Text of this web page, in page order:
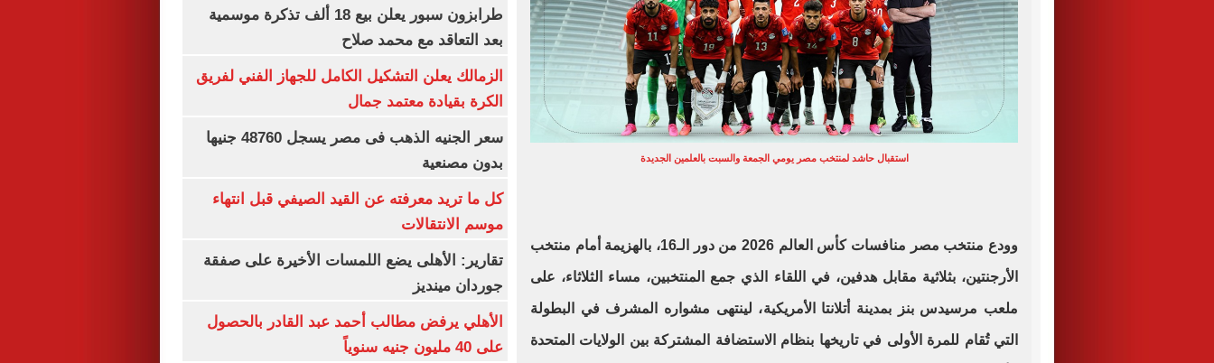
استقبال حاشد لمنتخب مصر يومي الجمعة والسبت بالعلمين الجديدة
وودع منتخب مصر منافسات كأس العالم 2026 من دور الـ16، بالهزيمة أمام منتخب
الأرجنتين، بثلاثية مقابل هدفين، في اللقاء الذي جمع المنتخبين، مساء الثلاثاء، على
ملعب مرسيدس بنز بمدينة أتلانتا الأمريكية، لينتهى مشواره المشرف في البطولة
التي تُقام للمرة الأولى في تاريخها بنظام الاستضافة المشتركة بين الولايات المتحدة
طرابزون سبور يعلن بيع 18 ألف تذكرة موسمية
بعد التعاقد مع محمد صلاح
الزمالك يعلن التشكيل الكامل للجهاز الفني لفريق
الكرة بقيادة معتمد جمال
سعر الجنيه الذهب فى مصر يسجل 48760 جنيها
بدون مصنعية
كل ما تريد معرفته عن القيد الصيفي قبل انتهاء
موسم الانتقالات
تقارير: الأهلى يضع اللمسات الأخيرة على صفقة
جوردان مينديز
الأهلي يرفض مطالب أحمد عبد القادر بالحصول
على 40 مليون جنيه سنوياً